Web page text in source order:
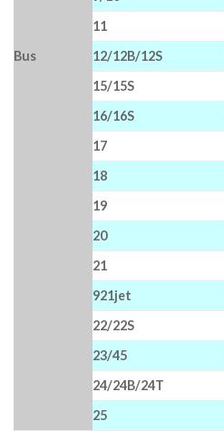
Bus
11
12/12B/12S
15/15S
16/16S
17
18
19
20
21
921jet
22/22S
23/45
24/24B/24T
25